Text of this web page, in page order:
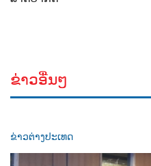
ຂ່າວອື່ນໆ
ຂ່າວຕ່າງປະເທດ